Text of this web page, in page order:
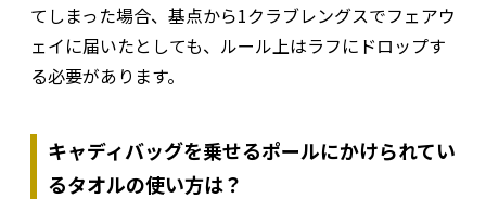
てしまった場合、基点から1クラブレングスでフェアウ
ェイに届いたとしても、ルール上はラフにドロップす
る必要があります。
キャディバッグを乗せるポールにかけられてい
るタオルの使い方は？